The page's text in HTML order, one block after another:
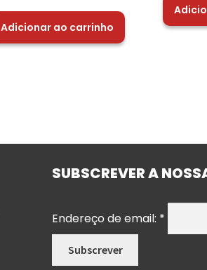
Adicionar ao carrinho
SUBSCREVER A
Endereço de email: *